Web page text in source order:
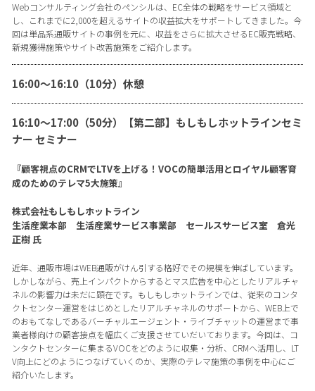
Webコンサルティング会社のペンシルは、EC全体の戦略をサービス領域と
し、これまでに2,000を超えるサイトの収益拡大をサポートしてきました。今
回は単品系通販サイトの事例を元に、収益をさらに拡大させるEC販売戦略、
新規獲得施策やサイト改善施策をご紹介します。
16:00〜16:10（10分）休憩
16:10〜17:00（50分）【第二部】もしもしホットラインセミ
ナー セミナー
『顧客視点のCRMでLTVを上げる！VOCの簡単活用とロイヤル顧客育
成のためのテレマ5大施策』
株式会社もしもしホットライン
生活産業本部 生活産業サービス事業部 セールスサービス室 倉光
正樹 氏
近年、通販市場はWEB通販がけん引する格好でその規模を伸ばしています。
しかしながら、売上インパクトからするとマス広告を中心としたリアルチャ
ネルの影響力は未だに顕在です。もしもしホットラインでは、従来のコンタ
クトセンター運営をはじめとしたリアルチャネルのサポートから、WEB上で
のおもてなしであるバーチャルエージェント・ライブチャットの運営まで事
業者様向けの顧客接点を幅広くご支援させていだいております。今回は、コ
ンタクトセンターに集まるVOCをどのように収集・分析、CRMへ活用し、LT
V向上にどのようにつなげていくのか、実際のテレマ施策の事例を中心にご
紹介いたします。